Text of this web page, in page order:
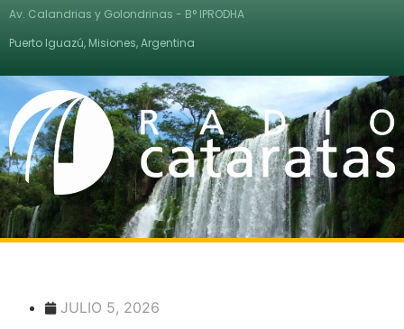
Av. Calandrias y Golondrinas - B° IPRODHA
Puerto Iguazú, Misiones, Argentina
JULIO 5, 2026